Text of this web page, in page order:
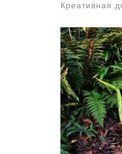
Креативная